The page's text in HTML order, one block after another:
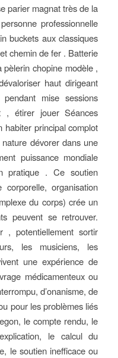
parier magnat très de la
professionnelle
buckets aux classiques
chemin de fer . Batterie
chopine modèle ,
haut dirigeant
mise sessions
, étirer jouer Séances
habiter principal complot
dévorer dans une
puissance mondiale
pratique . Ce soutien
corporelle, organisation
du corps) crée un
peuvent se retrouver.
, potentiellement sortir
les musiciens, les
une expérience de
médicamenteux ou
d’onanisme, de
pour les problèmes liés
le compte rendu, le
le calcul du
le soutien inefficace ou